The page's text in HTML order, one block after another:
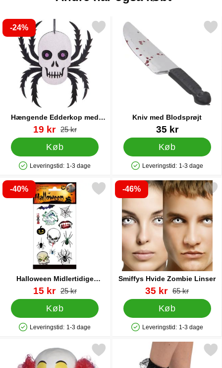
-24%
Hængende Edderkop med
Glitter Dødningehoved
Varenr 43660
pris
19 kr pris
25 kr
Køb
Produkttilgængelighed: På lager
Leveringstid: 1-3 dage
hængende Edderkop med Glitter Dødningehoved som favorit
Kniv med Blodsprøjt
Varenr 1172835 kr
Køb
Produkttilgængelighed: På lager
Leveringstid: 1-3 dage
Markér kniv med
-40%
Halloween Midlertidige
Tatoveringer 12-pak
Varenr 43732
pris
15 kr pris
25 kr
Køb
Produkttilgængelighed: På lager
Leveringstid: 1-3 dage
halloween Midlertidige Tatoveringer 12-pak som favorit
-46%
Smiffys Hvide Zombie Linser
Varenr 9398
pris
35 kr pris
65 kr
Køb
Produkttilgængelighed: På lager
Leveringstid: 1-3 dage
Markér smiffys Hvide
Markér klovnenæse Rød som favoritMarkér sorte Sokker